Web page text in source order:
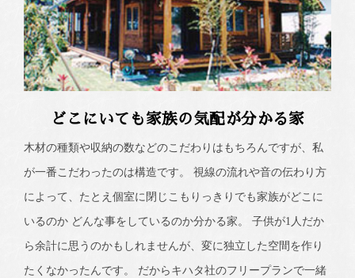
どこにいても家族の気配が分かる家
木材の種類や収納の数などのこだわりはもちろんですが、私
が一番こだわったのは構造です。 視線の流れや音の伝わり方
によって、たとえ個室に閉じこもりっきりでも家族がどこに
いるのか どんな事をしているのか分かる家。 子供が1人だか
ら余計に思うのかもしれませんが、変に独立した空間を作り
たくなかったんです。 だからキハタ社のフリープランで一緒